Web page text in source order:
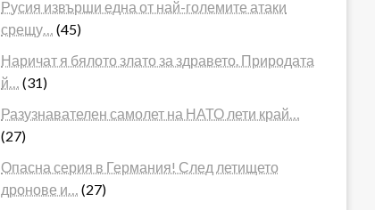
Русия извърши една от най-големите атаки
срещу…
(45)
Наричат я бялото злато за здравето. Природата
й…
(31)
Разузнавателен самолет на НАТО лети край…
(27)
Опасна серия в Германия! След летището
дронове и…
(27)